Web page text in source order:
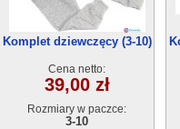
Komplet dziewczęcy (3-10)
Cena netto:
39,00 zł
Rozmiary w paczce:
3-10